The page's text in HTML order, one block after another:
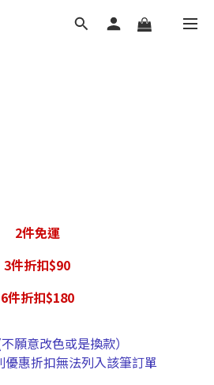
2件免運
3件折扣$90
6件折扣$180
願意改色或是換款）
優惠折扣無法列入該筆訂單